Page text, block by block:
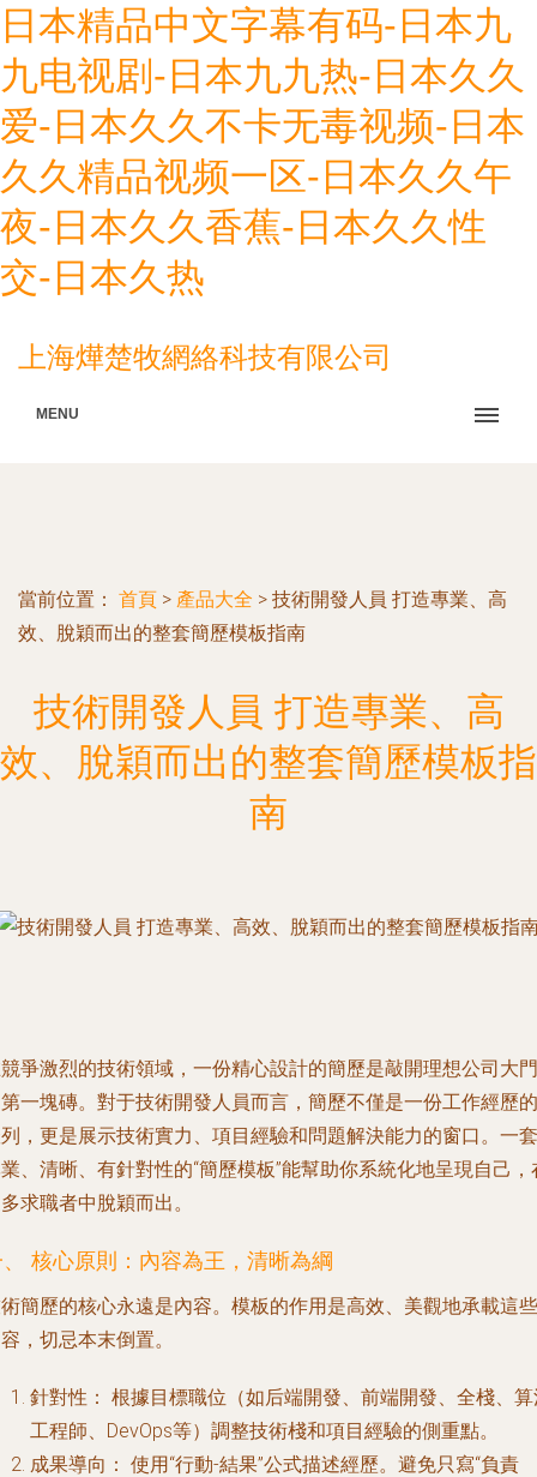
日本精品中文字幕有码-日本九
九电视剧-日本九九热-日本久久
爱-日本久久不卡无毒视频-日本
久久精品视频一区-日本久久午
夜-日本久久香蕉-日本久久性
交-日本久热
上海燁楚牧網絡科技有限公司
MENU
當前位置： 首頁 > 產品大全 > 技術開發人員 打造專業、高
效、脫穎而出的整套簡歷模板指南
技術開發人員 打造專業、高
效、脫穎而出的整套簡歷模板指
南
爭激烈的技術領域，一份精心設計的簡歷是敲開理想公司大門
一塊磚。對于技術開發人員而言，簡歷不僅是一份工作經歷的
，更是展示技術實力、項目經驗和問題解決能力的窗口。一套
、清晰、有針對性的“簡歷模板”能幫助你系統化地呈現自己，
求職者中脫穎而出。
核心原則：內容為王，清晰為綱
簡歷的核心永遠是內容。模板的作用是高效、美觀地承載這些
，切忌本末倒置。
針對性： 根據目標職位（如后端開發、前端開發、全棧、
工程師、DevOps等）調整技術棧和項目經驗的側重點。
成果導向： 使用“行動-結果”公式描述經歷。避免只寫“負責